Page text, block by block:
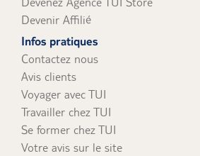
Devenir Affilié
Infos pratiques
Contactez nous
Avis clients
Voyager avec TUI
Travailler chez TUI
Se former chez TUI
Votre avis sur le site